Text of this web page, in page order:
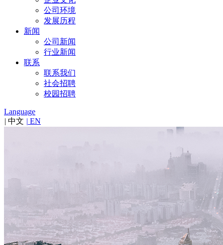
公司环境
发展历程
新闻
公司新闻
行业新闻
联系
联系我们
社会招聘
校园招聘
Language
| 中文 | EN